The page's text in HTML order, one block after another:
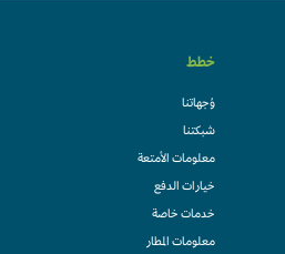
خطط
وُجهاتنا
شبكتنا
معلومات الأمتعة
خيارات الدفع
خدمات خاصة
معلومات المطار